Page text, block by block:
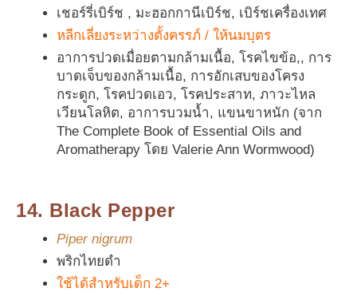
เชอร์รี่เบิร์ช , มะฮอกกานีเบิร์ช, เบิร์ชเครื่องเทศ
หลีกเลี่ยงระหว่างตั้งครรภ์ / ให้นมบุตร
อาการปวดเมื่อยตามกล้ามเนื้อ, โรคไขข้อ,, การ
บาดเจ็บของกล้ามเนื้อ, การอักเสบของโครง
กระดูก, โรคปวดเอว, โรคประสาท, ภาวะไหล
เวียนโลหิต, อาการบวมน้ำ, แขนขาหนัก (จาก
The Complete Book of Essential Oils and
Aromatherapy โดย Valerie Ann Wormwood)
14. Black Pepper
Piper nigrum
พริกไทยดำ
ใช้ได้สำหรับเด็ก 2+